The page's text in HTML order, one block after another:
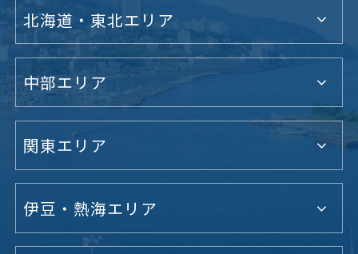
北海道・東北エリア
中部エリア
関東エリア
伊豆・熱海エリア